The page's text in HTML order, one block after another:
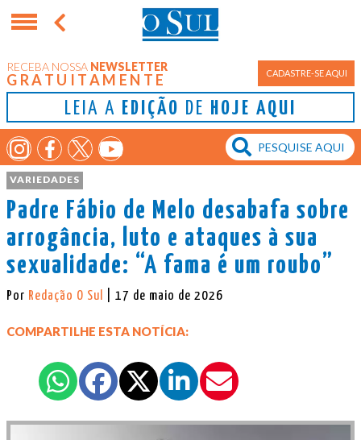
RECEBA NOSSA NEWSLETTER
GRATUITAMENTE CADASTRE-SE AQUI
LEIA A EDIÇÃO DE HOJE AQUI
VARIEDADES
Padre Fábio de Melo desabafa sobre
arrogância, luto e ataques à sua
sexualidade: “A fama é um roubo”
Por Redação O Sul | 17 de maio de 2026
COMPARTILHE ESTA NOTÍCIA: